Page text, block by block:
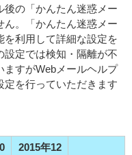
後の「かんたん迷惑メー
ん。「かんたん迷惑メー
を利用して詳細な設定を
定では検知・隔離が不
すがWebメールヘルプ
を行っていただきます
2015年12